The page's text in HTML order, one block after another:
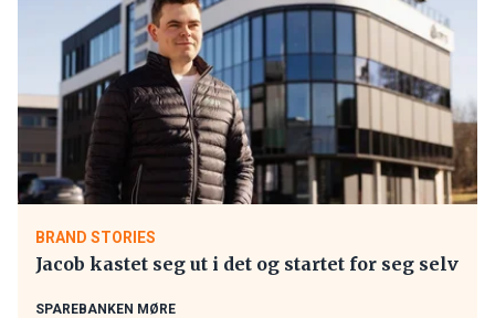
BRAND STORIES
Jacob kastet seg ut i det og startet for seg selv
SPAREBANKEN MØRE